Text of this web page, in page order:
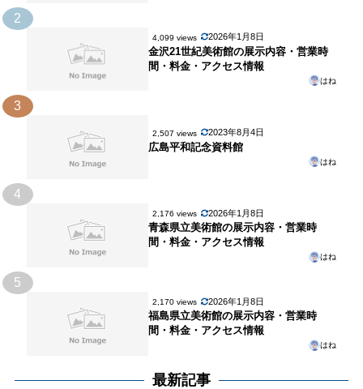
2
4,099 views 2026年1月8日
金沢21世紀美術館の展示内容・営業時
間・料金・アクセス情報
はね
3
2,507 views 2023年8月4日
広島平和記念資料館
はね
4
2,176 views 2026年1月8日
青森県立美術館の展示内容・営業時
間・料金・アクセス情報
はね
5
2,170 views 2026年1月8日
福島県立美術館の展示内容・営業時
間・料金・アクセス情報
はね
最新記事